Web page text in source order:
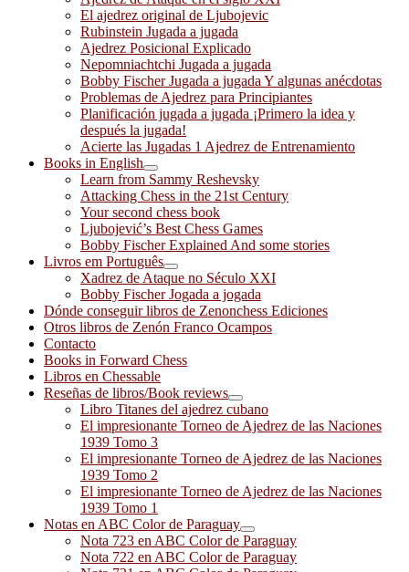
El ajedrez original de Ljubojevic
Rubinstein Jugada a jugada
Ajedrez Posicional Explicado
Nepomniachtchi Jugada a jugada
Bobby Fischer Jugada a jugada Y algunas anécdotas
Problemas de Ajedrez para Principiantes
Planificación jugada a jugada ¡Primero la idea y
después la jugada!
Acierte las Jugadas 1 Ajedrez de Entrenamiento
Books in English
Learn from Sammy Reshevsky
Attacking Chess in the 21st Century
Your second chess book
Ljubojević’s Best Chess Games
Bobby Fischer Explained And some stories
Livros em Português
Xadrez de Ataque no Século XXI
Bobby Fischer Jogada a jogada
Dónde conseguir libros de Zenonchess Ediciones
Otros libros de Zenón Franco Ocampos
Contacto
Books in Forward Chess
Libros en Chessable
Reseñas de libros/Book reviews
Libro Titanes del ajedrez cubano
El impresionante Torneo de Ajedrez de las Naciones
1939 Tomo 3
El impresionante Torneo de Ajedrez de las Naciones
1939 Tomo 2
El impresionante Torneo de Ajedrez de las Naciones
1939 Tomo 1
Notas en ABC Color de Paraguay
Nota 723 en ABC Color de Paraguay
Nota 722 en ABC Color de Paraguay